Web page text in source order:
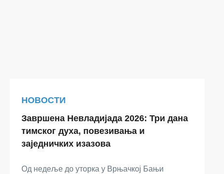
НОВОСТИ
Завршена Невладијада 2026: Три дана
тимског духа, повезивања и
заједничких изазова
Од недеље до уторка у Врњачкој Бањи